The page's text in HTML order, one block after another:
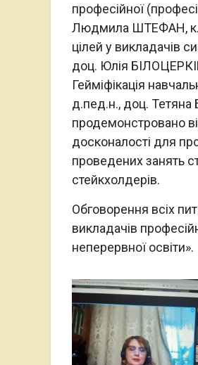
професійної
Людмила ШТЕФАН,
цілей у викладачів
доц. Юлія
Гейміфiкацiя
д.пед.н., доц.
продемонстровано
досконалості для
проведених занять
стейкхолдерів.
Обговорення всіх
викладачів
неперервної освіти».